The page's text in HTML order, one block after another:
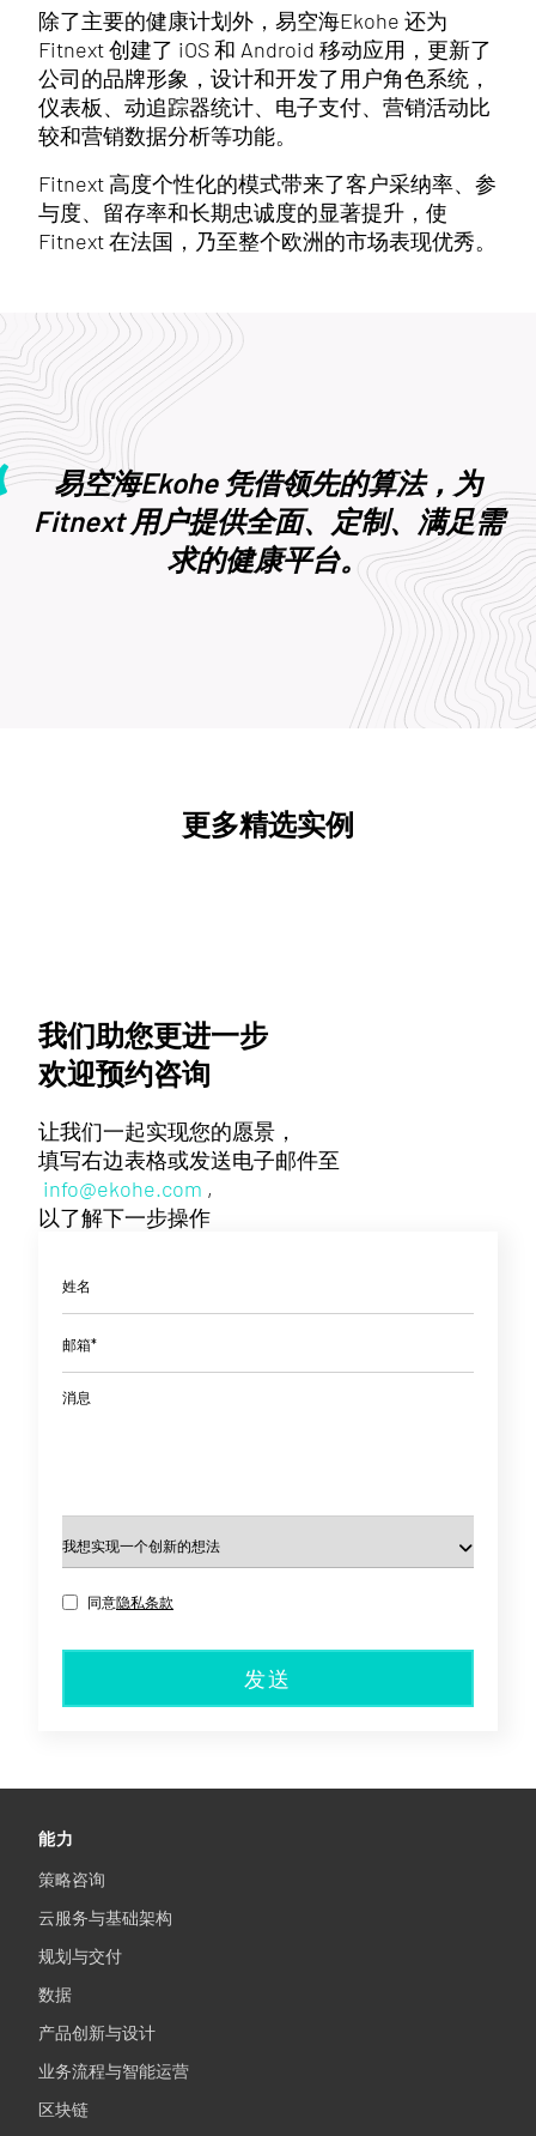
除了主要的健康计划外，易空海Ekohe 还为
Fitnext 创建了 iOS 和 Android 移动应用，更新了
公司的品牌形象，设计和开发了用户角色系统，
仪表板、动追踪器统计、电子支付、营销活动比
较和营销数据分析等功能。
Fitnext 高度个性化的模式带来了客户采纳率、参
与度、留存率和长期忠诚度的显著提升，使
Fitnext 在法国，乃至整个欧洲的市场表现优秀。
易空海Ekohe 凭借领先的算法，为
Fitnext 用户提供全面、定制、满足需
求的健康平台。
更多精选实例
我们助您更进一步
欢迎预约咨询
让我们一起实现您的愿景，
填写右边表格或发送电子邮件至
info@ekohe.com ,
以了解下一步操作
姓名
邮箱*
消息
同意隐私条款
发送
能力
策略咨询
云服务与基础架构
规划与交付
数据
产品创新与设计
业务流程与智能运营
区块链